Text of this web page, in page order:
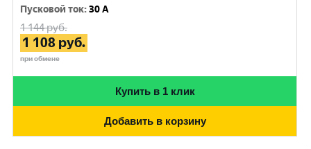
Пусковой ток:30 A
1 144руб.
1 108 руб.
при обмене
Купить в 1 клик
Добавить в корзину